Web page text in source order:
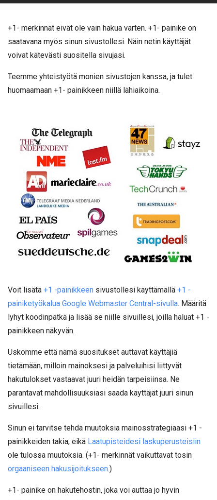
+1- merkinnät eivät ole vain hakua varten. +1- painike on
saatavana myös sinun sivustollesi. Näin netin käyttäjät
voivat kätevästi suositella sivujasi.
Teemme yhteistyötä monien sivustojen kanssa, ja tulet
huomaamaan +1- painikkeen niillä lähiaikoina.
Voit lisätä +1 -painikkeen sivustollesi käyttämällä +1 -
painiketyökalua Google Webmaster Central-sivulla. Määritä
lyhyt koodinpätkä ja lisää se niille sivuillesi, joilla haluat +1 -
painikkeen näkyvän.
Uskomme että nämä suositukset auttavat käyttäjiä
tietämään, milloin mainoksesi ja palveluihisi liittyvät
hakutulokset vastaavat juuri heidän tarpeisiinsa. Ne
parantavat mahdollisuuksiasi saada käyttäjät juuri sinun
sivuillesi.
Sinun ei tarvitse tehdä muutoksia mainosstrategiaasi +1 -
painikkeiden takia, eikä Laatupisteidesi laskuperusteisiin
ole tulossa muutoksia. (+1- merkinnät vaikuttavat tosin
orgaaniseen hakusijoitukseen.)
+1- painike on hakutehostin, joka voi auttaa jo hyvin